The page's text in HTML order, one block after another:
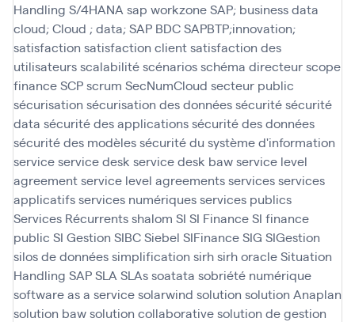
Handling S/4HANA sap workzoneSAP; business data
cloud; Cloud ; data; SAP BDCSAPBTP;innovation;
satisfaction satisfaction clientsatisfaction des
utilisateursscalabilitéscénariosschéma directeurscope
financeSCPscrum SecNumCloud secteur public
sécurisation sécurisation des donnéessécuritésécurité
data sécurité des applicationssécurité des données
sécurité des modèlessécurité du système d'information
serviceservice desk service desk bawservice level
agreementservice level agreementsservicesservices
applicatifsservices numériquesservices publics
Services Récurrentsshalom SI SI FinanceSI finance
public SI Gestion SIBCSiebel SIFinanceSIG SIGestion
silos de donnéessimplification sirhsirh oracleSituation
Handling SAPSLA SLAssoatata sobriété numérique
software as a servicesolarwind solution solution Anaplan
solution bawsolution collaborativesolution de gestion